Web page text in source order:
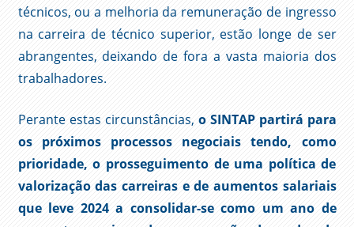
técnicos, ou a melhoria da remuneração de ingresso
na carreira de técnico superior, estão longe de ser
abrangentes, deixando de fora a vasta maioria dos
trabalhadores.
Perante estas circunstâncias, o SINTAP partirá para
os próximos processos negociais tendo, como
prioridade, o prosseguimento de uma política de
valorização das carreiras e de aumentos salariais
que leve 2024 a consolidar-se como um ano de